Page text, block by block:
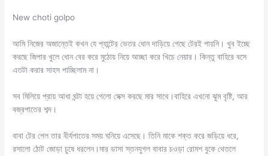
New choti golpo
আমি নিজের অজান্তেই কখন যে প্যান্টের ভেতর ধোন দাড়িয়ে গেছে টেরই পায়নি। খুব ইচ্ছে
করছে জিপার খুলে ধোন বের করে মুঠোয় নিয়ে আচ্ছা করে খিচে নেয়ার। কিন্তু বাহিরে বসে
এতটা করার সাহস পাচ্ছিলাম না।
সব মিলিয়ে প্রায় আধা ঘন্টা হয়ে গেলো সেক্স করছে মার সাথে।বাহিরে এখনো ঝুম বৃষ্টি, আর
বজ্রপাতের শব্দ।
বাবা টের পেল তার বীর্যপাতের সময় ঘনিয়ে এসেছে। তিনি মাকে শক্ত করে জড়িয়ে ধরে,
রসালো ঠোট জোড়া চুষে ধরলেন।মার ডাসা স্তনযুগল বাবার চওড়া রোমশ বুকে থেতলে